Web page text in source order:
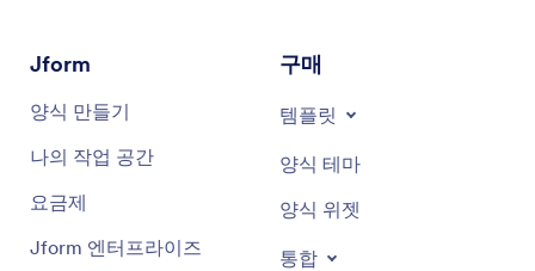
Jform
양식 만들기
나의 작업 공간
요금제
Jform 엔터프라이즈
구매
템플릿
양식 테마
양식 위젯
통합